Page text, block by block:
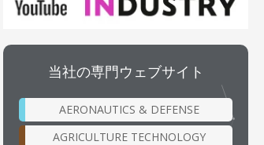
当社の専門ウェブサイト
AERONAUTICS & DEFENSE
AGRICULTURE TECHNOLOGY